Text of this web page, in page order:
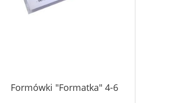
Formówki "Formatka" 4-6